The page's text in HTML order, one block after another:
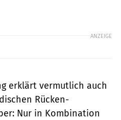
ANZEIGE
erklärt vermutlich auch
Rücken-
Nur in Kombination